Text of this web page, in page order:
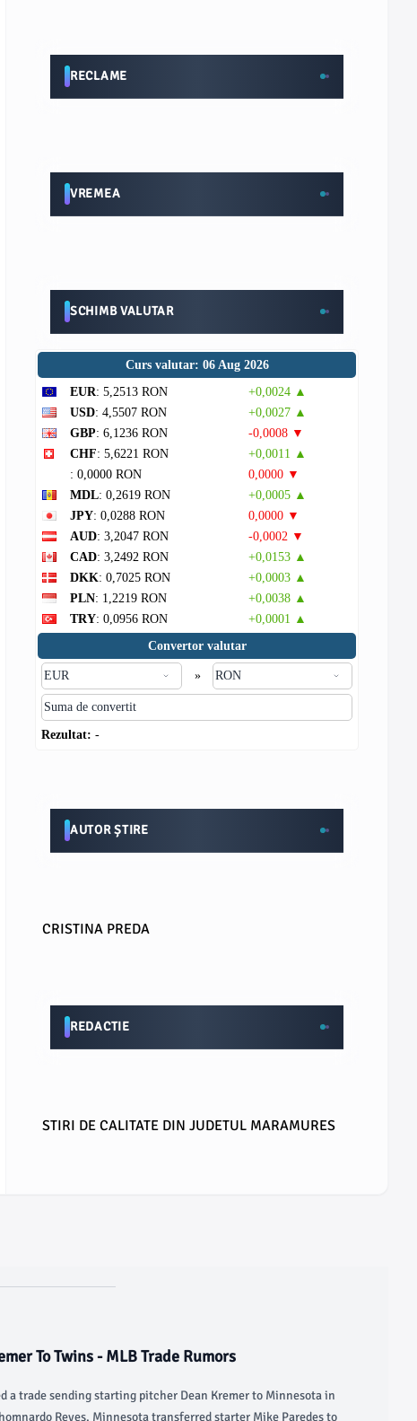
RECLAME
VREMEA
SCHIMB VALUTAR
Curs valutar: 06 Aug 2026
EUR: 5,2513 RON
+0,0024 ▲
USD: 4,5507 RON
+0,0027 ▲
GBP: 6,1236 RON
-0,0008 ▼
CHF: 5,6221 RON
+0,0011 ▲
: 0,0000 RON
0,0000 ▼
MDL: 0,2619 RON
+0,0005 ▲
JPY: 0,0288 RON
0,0000 ▼
AUD: 3,2047 RON
-0,0002 ▼
CAD: 3,2492 RON
+0,0153 ▲
DKK: 0,7025 RON
+0,0003 ▲
PLN: 1,2219 RON
+0,0038 ▲
TRY: 0,0956 RON
+0,0001 ▲
Convertor valutar
»
Rezultat: -
AUTOR ȘTIRE
CRISTINA PREDA
REDACTIE
STIRI DE CALITATE DIN JUDETUL MARAMURES
To Twins - MLB Trade Rumors
a trade sending starting pitcher Dean Kremer to Minnesota in
Reyes. Minnesota transferred starter Mike Paredes to